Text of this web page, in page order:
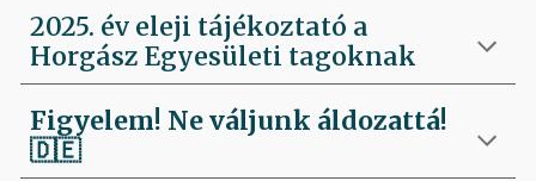
2025. év eleji tájékoztató a
Horgász Egyesületi tagoknak
Figyelem! Ne váljunk áldozattá!
🇩🇪